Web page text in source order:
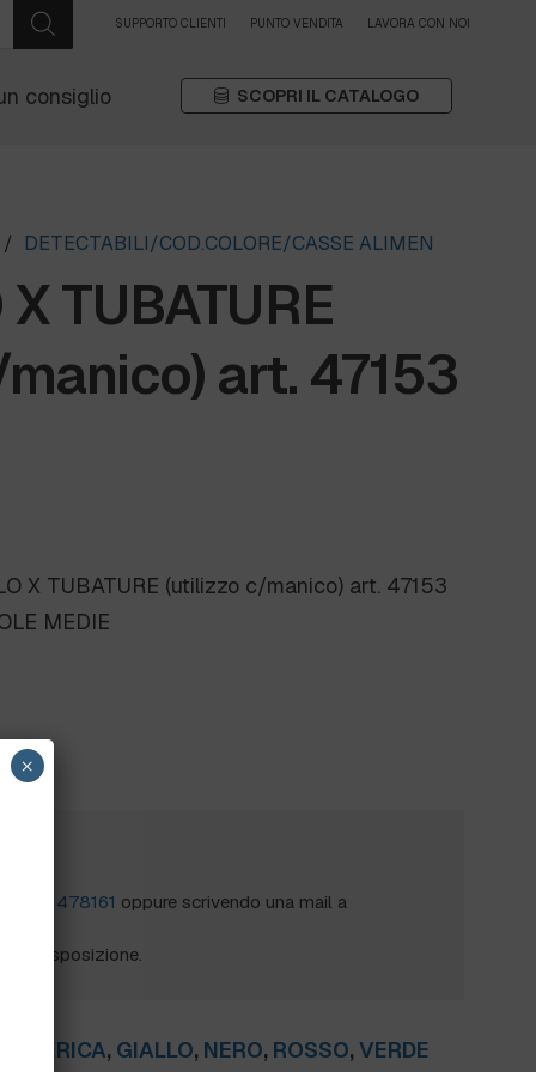
SUPPORTO CLIENTI PUNTO VENDITA LAVORA CON NOI
consiglio SCOPRI IL CATALOGO
/ DETECTABILI/COD.COLORE/CASSE ALIMEN
TUBATURE
art. 47153
X TUBATURE (utilizzo c/manico) art. 47153
MEDIE
0172 478161 oppure scrivendo una mail a
a disposizione.
GENERICA, GIALLO, NERO, ROSSO, VERDE
×